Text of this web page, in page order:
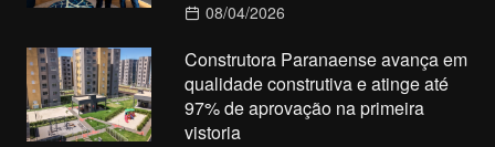
08/04/2026
Construtora Paranaense avança em
qualidade construtiva e atinge até
97% de aprovação na primeira
vistoria